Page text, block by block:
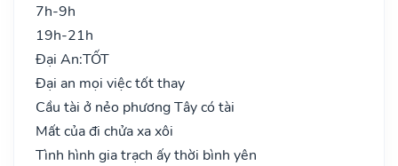
7h-9h
19h-21h
Đại An:TỐT
Đại an mọi việc tốt thay
Cầu tài ở nẻo phương Tây có tài
Mất của đi chửa xa xôi
Tình hình gia trạch ấy thời bình yên